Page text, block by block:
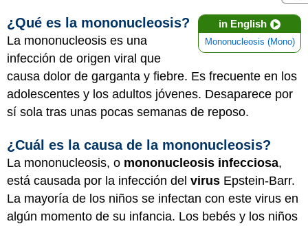
in English
Mononucleosis (Mono)
¿Qué es la mononucleosis?
La mononucleosis es una
infección de origen viral que
causa dolor de garganta y fiebre. Es frecuente en los
adolescentes y los adultos jóvenes. Desaparece por
sí sola tras unas pocas semanas de reposo.
¿Cuál es la causa de la mononucleosis?
La mononucleosis, o mononucleosis infecciosa,
está causada por la infección del virus Epstein-Barr.
La mayoría de los niños se infectan con este virus en
algún momento de su infancia. Los bebés y los niños